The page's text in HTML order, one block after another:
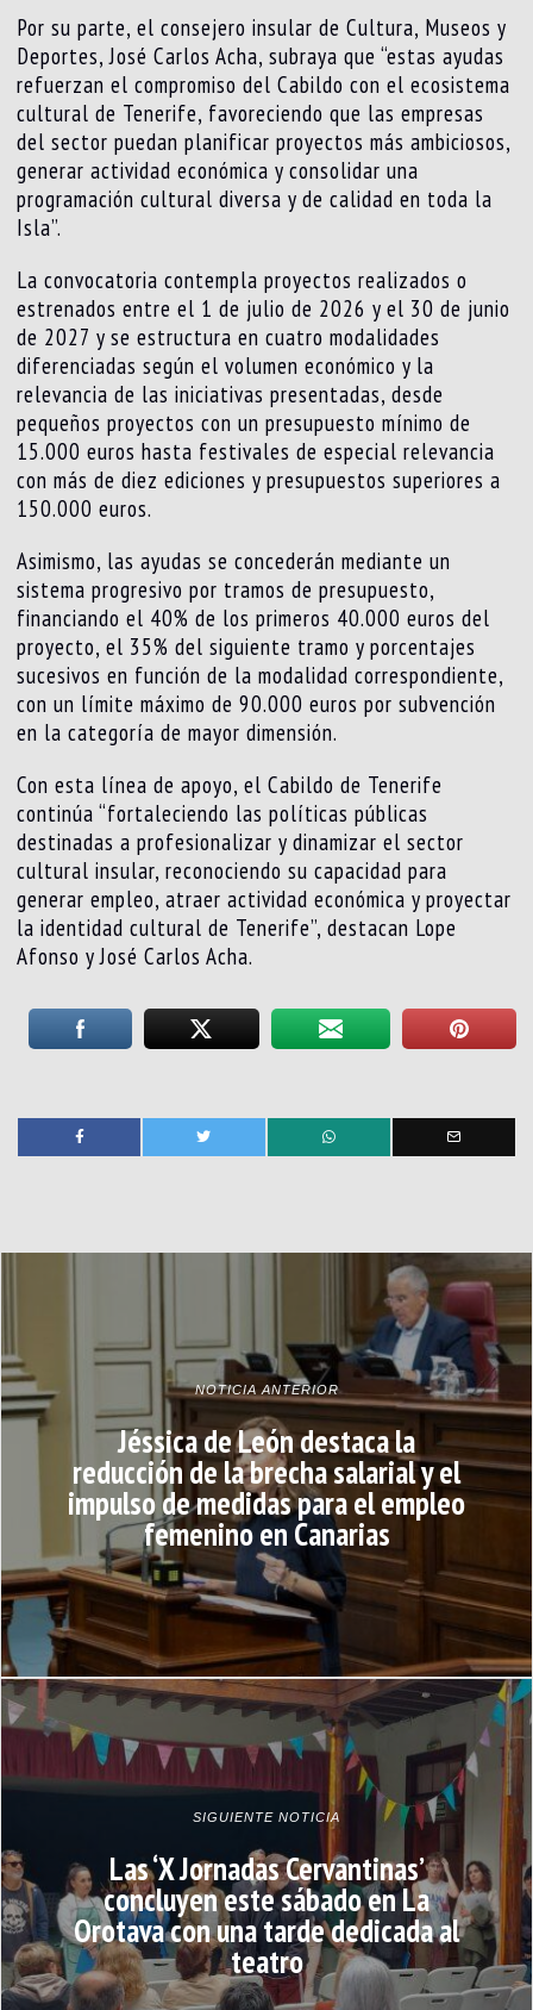
Por su parte, el consejero insular de Cultura, Museos y
Deportes, José Carlos Acha, subraya que “estas ayudas
refuerzan el compromiso del Cabildo con el ecosistema
cultural de Tenerife, favoreciendo que las empresas
del sector puedan planificar proyectos más ambiciosos,
generar actividad económica y consolidar una
programación cultural diversa y de calidad en toda la
Isla”.
La convocatoria contempla proyectos realizados o
estrenados entre el 1 de julio de 2026 y el 30 de junio
de 2027 y se estructura en cuatro modalidades
diferenciadas según el volumen económico y la
relevancia de las iniciativas presentadas, desde
pequeños proyectos con un presupuesto mínimo de
15.000 euros hasta festivales de especial relevancia
con más de diez ediciones y presupuestos superiores a
150.000 euros.
Asimismo, las ayudas se concederán mediante un
sistema progresivo por tramos de presupuesto,
financiando el 40% de los primeros 40.000 euros del
proyecto, el 35% del siguiente tramo y porcentajes
sucesivos en función de la modalidad correspondiente,
con un límite máximo de 90.000 euros por subvención
en la categoría de mayor dimensión.
Con esta línea de apoyo, el Cabildo de Tenerife
continúa “fortaleciendo las políticas públicas
destinadas a profesionalizar y dinamizar el sector
cultural insular, reconociendo su capacidad para
generar empleo, atraer actividad económica y proyectar
la identidad cultural de Tenerife”, destacan Lope
Afonso y José Carlos Acha.
NOTICIA ANTERIOR
Jéssica de León destaca la
reducción de la brecha salarial y el
impulso de medidas para el empleo
femenino en Canarias
SIGUIENTE NOTICIA
Las ‘X Jornadas Cervantinas’
concluyen este sábado en La
Orotava con una tarde dedicada al
teatro